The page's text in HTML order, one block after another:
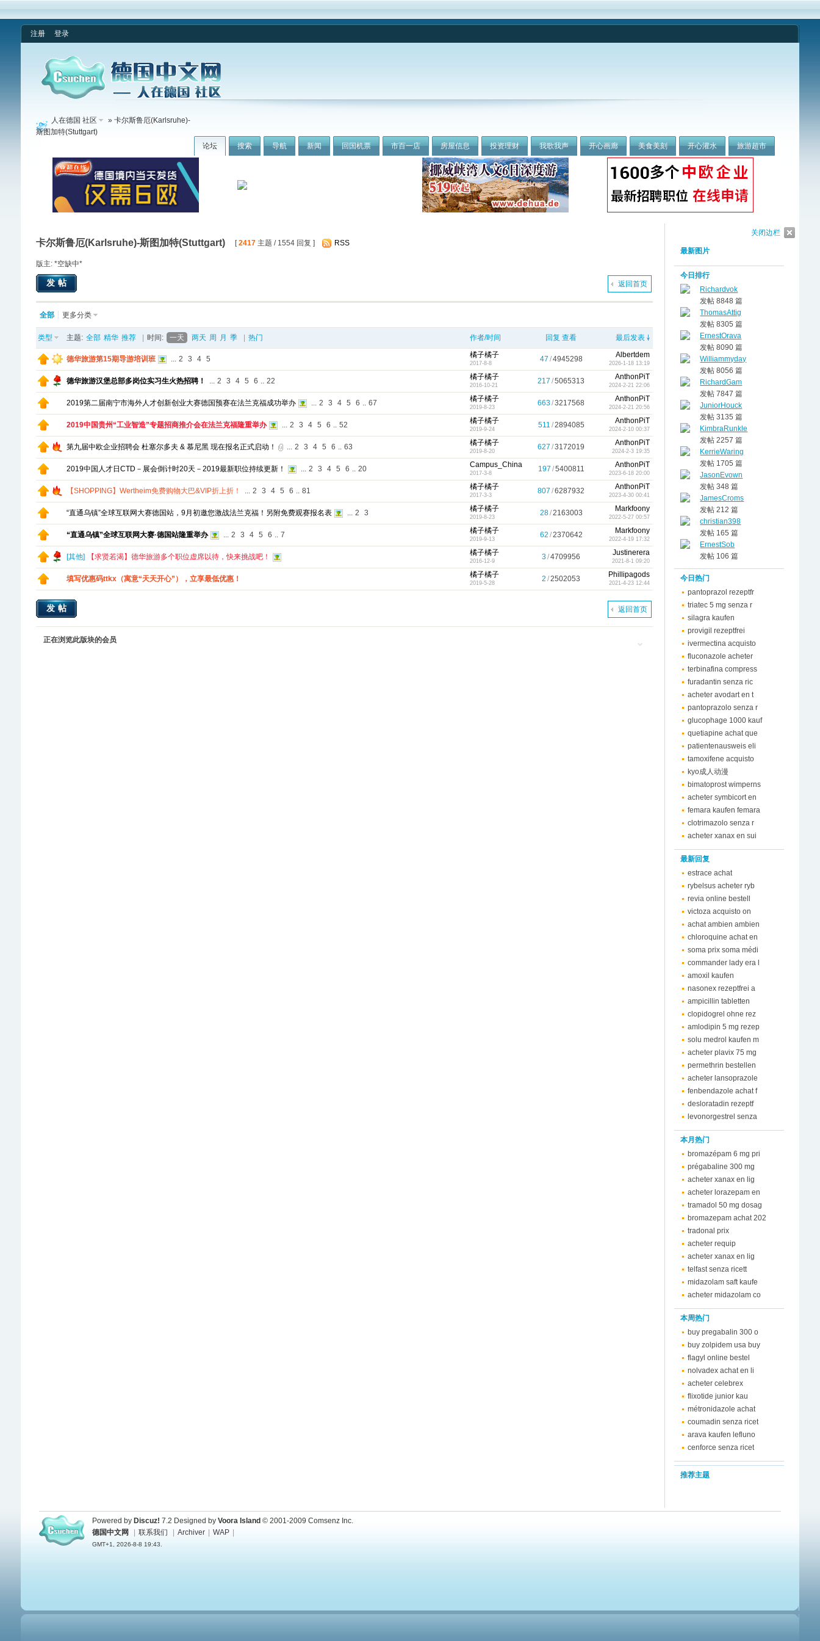
注册 登录
论坛 搜索 导航 新闻 回国机票 市百一店 房屋信息 投资理财 我歌我声 开心画廊 美食美刻 开心灌水 旅游超市
人在德国 社区
» 卡尔斯鲁厄(Karlsruhe)-
斯图加特(Stuttgart)
关闭边栏
卡尔斯鲁厄(Karlsruhe)-斯图加特(Stuttgart) [2417主题 / 1554 回复 ] RSS
版主: *空缺中*
返回首页
发帖
全部 更多分类
类型 主题: 全部 精华 推荐 时间: 一天 两天 周 月 季 热门 作者/时间 回复 查看 最后发表
德华旅游第15期导游培训班 ... 2 3 4 5 橘子橘子
2017-8-8
47 /4945298 Albertdem
2026-1-18 13:19
德华旅游汉堡总部多岗位实习生火热招聘！ ... 2 3 4 5 6 .. 22 橘子橘子
2016-10-21
217 /5065313 AnthonPiT
2024-2-21 22:06
2019第二届南宁市海外人才创新创业大赛德国预赛在法兰克福成功举办 ... 2 3 4 5 6 .. 67 橘子橘子
2019-8-23
663/3217568 AnthonPiT
2024-2-21 20:56
2019中国贵州“工业智造”专题招商推介会在法兰克福隆重举办 ... 2 3 4 5 6 .. 52 橘子橘子
2019-9-24
511 /2894085 AnthonPiT
2024-2-10 00:37
第九届中欧企业招聘会 杜塞尔多夫 & 慕尼黑 现在报名正式启动！ ... 2 3 4 5 6 .. 63 橘子橘子
2019-8-20
627 /3172019 AnthonPiT
2024-2-3 19:35
2019中国人才日CTD－展会倒计时20天－2019最新职位持续更新！ ... 2 3 4 5 6 .. 20 Campus_China
2017-3-8
197 /5400811 AnthonPiT
2023-6-18 20:00
【SHOPPING】Wertheim免费购物大巴&VIP折上折！ ... 2 3 4 5 6 .. 81 橘子橘子
2017-3-3
807 /6287932 AnthonPiT
2023-4-30 00:41
“直通乌镇”全球互联网大赛德国站，9月初邀您激战法兰克福！另附免费观赛报名表 ... 2 3 橘子橘子
2019-8-23
28/2163003 Markfoony
2022-5-27 00:57
“直通乌镇”全球互联网大赛·德国站隆重举办 ... 2 3 4 5 6 .. 7 橘子橘子
2019-9-13
62 /2370642 Markfoony
2022-4-19 17:32
[其他] 【求贤若渴】德华旅游多个职位虚席以待，快来挑战吧！ 橘子橘子
2016-12-9
3/4709956 Justinerera
2021-8-1 09:20
填写优惠码ttkx（寓意“天天开心”），立享最低优惠！ 橘子橘子
2019-5-28
2 /2502053 Phillipagods
2021-4-23 12:44
返回首页
发帖
正在浏览此版块的会员
最新图片
今日排行
Richardvok
发帖 8848 篇
ThomasAttig
发帖 8305 篇
ErnestOrava
发帖 8090 篇
Williammyday
发帖 8056 篇
RichardGam
发帖 7847 篇
JuniorHouck
发帖 3135 篇
KimbraRunkle
发帖 2257 篇
KerrieWaring
发帖 1705 篇
JasonEvown
发帖 348 篇
JamesCroms
发帖 212 篇
christian398
发帖 165 篇
ErnestSob
发帖 106 篇
今日热门
pantoprazol rezeptfr
triatec 5 mg senza r
silagra kaufen
provigil rezeptfrei
ivermectina acquisto
fluconazole acheter
terbinafina compress
furadantin senza ric
acheter avodart en t
pantoprazolo senza r
glucophage 1000 kauf
quetiapine achat que
patientenausweis eli
tamoxifene acquisto
kyo成人动漫
bimatoprost wimperns
acheter symbicort en
femara kaufen femara
clotrimazolo senza r
acheter xanax en sui
最新回复
estrace achat
rybelsus acheter ryb
revia online bestell
victoza acquisto on
achat ambien ambien
chloroquine achat en
soma prix soma médi
commander lady era l
amoxil kaufen
nasonex rezeptfrei a
ampicillin tabletten
clopidogrel ohne rez
amlodipin 5 mg rezep
solu medrol kaufen m
acheter plavix 75 mg
permethrin bestellen
acheter lansoprazole
fenbendazole achat f
desloratadin rezeptf
levonorgestrel senza
本月热门
bromazépam 6 mg pri
prégabaline 300 mg
acheter xanax en lig
acheter lorazepam en
tramadol 50 mg dosag
bromazepam achat 202
tradonal prix
acheter requip
acheter xanax en lig
telfast senza ricett
midazolam saft kaufe
acheter midazolam co
本周热门
buy pregabalin 300 o
buy zolpidem usa buy
flagyl online bestel
nolvadex achat en li
acheter celebrex
flixotide junior kau
métronidazole achat
coumadin senza ricet
arava kaufen lefluno
cenforce senza ricet
推荐主题
Powered by Discuz! 7.2 Designed by Voora Island © 2001-2009 Comsenz Inc.
德国中文网
联系我们 Archiver WAP
GMT+1, 2026-8-8 19:43.